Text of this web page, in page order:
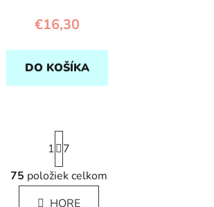
€16,30
DO KOŠÍKA
O
v
S
t
r
á
n
k
1
7
75 položiek celkom
HORE